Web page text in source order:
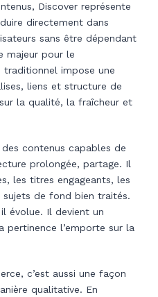
Discover représente
directement dans
sans être dépendant
majeur pour le
traditionnel impose une
liens et structure de
la qualité, la fraîcheur et
contenus capables de
prolongée, partage. Il
les titres engageants, les
de fond bien traités.
évolue. Il devient un
pertinence l’emporte sur la
c’est aussi une façon
qualitative. En